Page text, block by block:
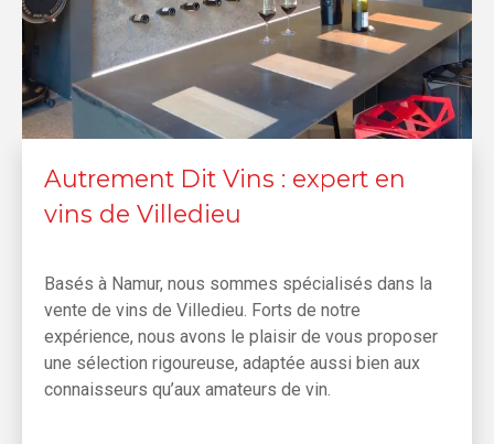
Autrement Dit Vins : expert en
vins de Villedieu
Basés à Namur, nous sommes spécialisés dans la
vente de vins de Villedieu. Forts de notre
expérience, nous avons le plaisir de vous proposer
une sélection rigoureuse, adaptée aussi bien aux
connaisseurs qu’aux amateurs de vin.